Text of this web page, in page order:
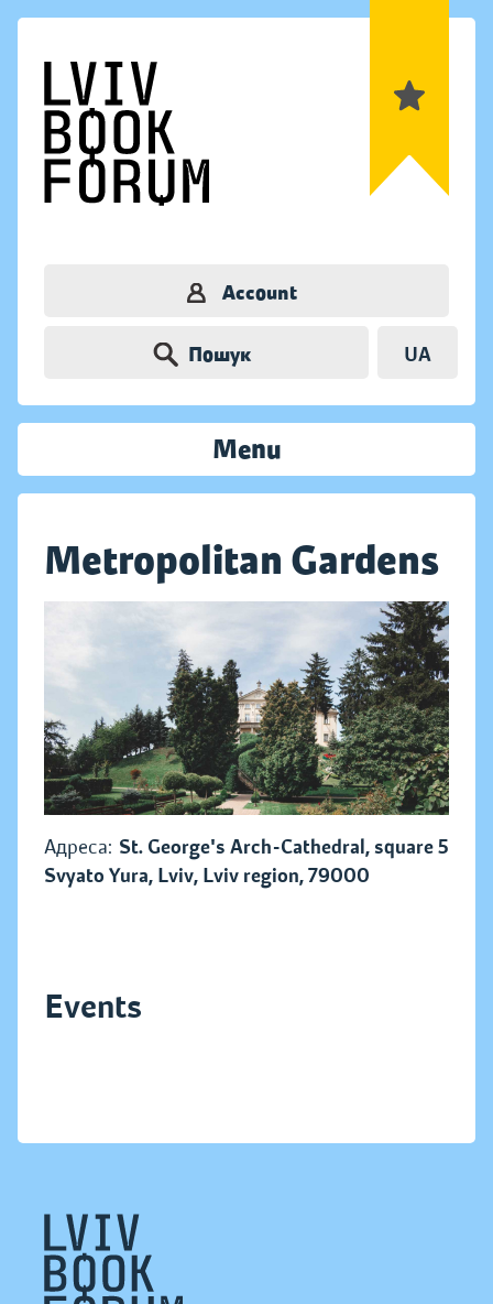
Account
Пошук UA
Menu
Metropolitan Gardens
Адреса: St. George's Arch-Cathedral, square 5
Svyato Yura, Lviv, Lviv region, 79000
Events